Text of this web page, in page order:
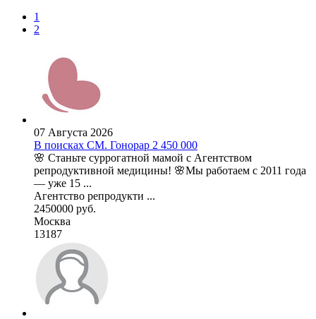
1
2
07 Августа 2026
В поисках СМ. Гонорар 2 450 000
🌸 Станьте суррогатной мамой с Агентством
репродуктивной медицины! 🌸Мы работаем с 2011 года
— уже 15 ...
Агентство репродукти ...
2450000 руб.
Москва
13187